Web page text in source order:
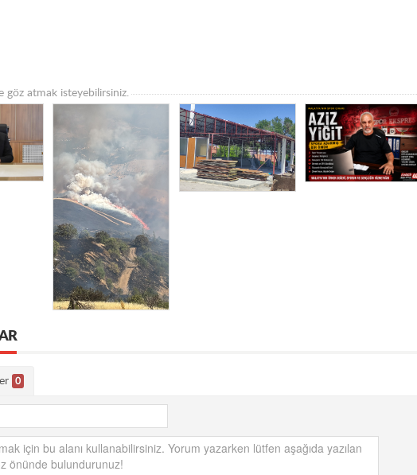
göz atmak isteyebilirsiniz.
0